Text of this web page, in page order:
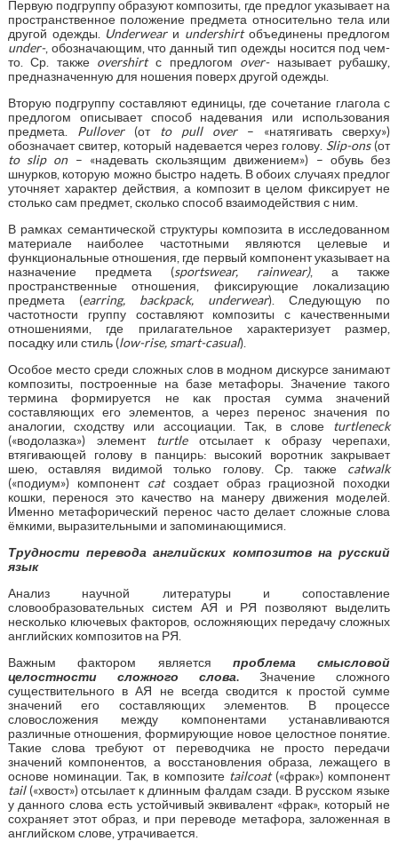
Первую подгруппу образуют композиты, где предлог указывает на
пространственное положение предмета относительно тела или
другой одежды.
Underwear и undershirt объединены предлогом
under-, обозначающим, что данный тип одежды носится под чем-
то. Ср. также overshirt с предлогом over-называет рубашку,
предназначенную для ношения поверх другой одежды.
Вторую подгруппу составляют единицы, где сочетание глагола с
предлогом описывает способ надевания или использования
предмета. Pullover (от to pull over– «натягивать сверху»)
обозначает свитер, который надевается через голову. Slip-ons(от
to slip on– «надевать скользящим движением») – обувь без
шнурков, которую можно быстро надеть. В обоих случаях предлог
уточняет характер действия, а композит в целом фиксирует не
столько сам предмет, сколько способ взаимодействия с ним.
В рамках семантической структуры композита в исследованном
материале наиболее частотными являются целевые и
функциональные отношения, где первый компонент указывает на
назначение предмета (sportswear, rainwear), а также
пространственные отношения, фиксирующие локализацию
предмета (earring, backpack, underwear). Следующую по
частотности группу составляют композиты с качественными
отношениями, где прилагательное характеризует размер,
посадку или стиль (low-rise, smart-casual).
Особое место среди сложных слов в модном дискурсе занимают
композиты, построенные на базе метафоры. Значение такого
термина формируется не как простая сумма значений
составляющих его элементов, а через перенос значения по
аналогии, сходству или ассоциации. Так, в слове turtleneck
(«водолазка») элемент turtleотсылает к образу черепахи,
втягивающей голову в панцирь: высокий воротник закрывает
шею, оставляя видимой только голову. Ср. также catwalk
(«подиум») компонент catсоздает образ грациозной походки
кошки, перенося это качество на манеру движения моделей.
Именно метафорический перенос часто делает сложные слова
ёмкими, выразительными и запоминающимися.
Трудности перевода английских композитов на русский
язык
Анализ научной литературы и сопоставление
словообразовательных систем АЯ и РЯ позволяют выделить
несколько ключевых факторов, осложняющих передачу сложных
английских композитов на РЯ.
Важным фактором является проблема смысловой
целостности сложного слова. Значение сложного
существительного в АЯ не всегда сводится к простой сумме
значений его составляющих элементов. В процессе
словосложения между компонентами устанавливаются
различные отношения, формирующие новое целостное понятие.
Такие слова требуют от переводчика не просто передачи
значений компонентов, а восстановления образа, лежащего в
основе номинации. Так, в композите tailcoat («фрак») компонент
tail («хвост») отсылает к длинным фалдам сзади. В русском языке
у данного слова есть устойчивый эквивалент «фрак», который не
сохраняет этот образ, и при переводе метафора, заложенная в
английском слове, утрачивается.